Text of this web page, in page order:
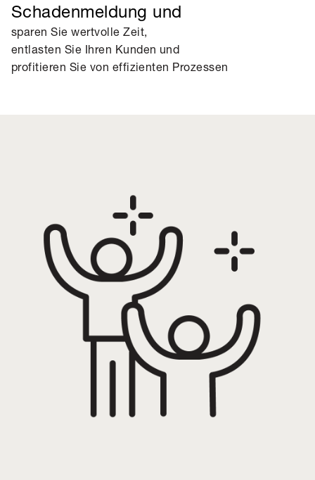
Schadenmeldung und
sparen Sie wertvolle Zeit,
entlasten Sie Ihren Kunden und
profitieren Sie von effizienten Prozessen